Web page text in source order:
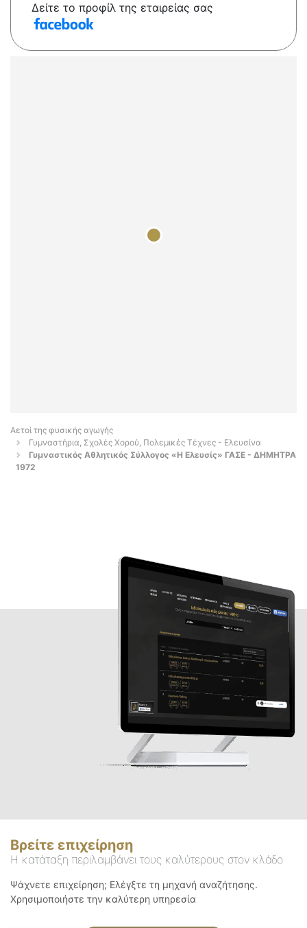
Δείτε το προφίλ της εταιρείας σας
Αετοί της φυσικής αγωγής
Γυμναστήρια, Σχολές Χορού, Πολεμικές Τέχνες - Ελευσίνα
Γυμναστικός Αθλητικός Σύλλογος «Η Ελευσίς» ΓΑΣΕ - ΔΗΜΗΤΡΑ
1972
Βρείτε επιχείρηση
Η κατάταξη περιλαμβάνει τους καλύτερους στον κλάδο
Ψάχνετε επιχείρηση; Ελέγξτε τη μηχανή αναζήτησης.
Χρησιμοποιήστε την καλύτερη υπηρεσία